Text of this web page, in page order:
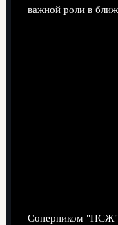
важной роли в
Соперником "ПСЖ"